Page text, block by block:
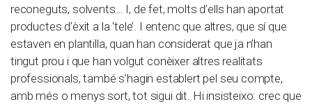
reconeguts, solvents… I, de fet, molts d’ells han aportat
productes d’èxit a la ‘tele’. I entenc que altres, que sí que
estaven en plantilla, quan han considerat que ja n’han
tingut prou i que han volgut conèixer altres realitats
professionals, també s’hagin establert pel seu compte,
amb més o menys sort, tot sigui dit. Hi insisteixo: crec que